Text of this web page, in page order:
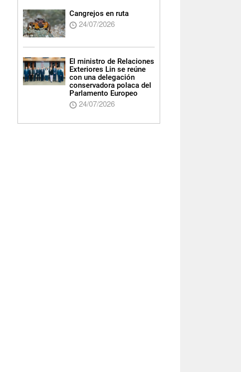
Cangrejos en ruta
24/07/2026
El ministro de Relaciones
Exteriores Lin se reúne
con una delegación
conservadora polaca del
Parlamento Europeo
24/07/2026